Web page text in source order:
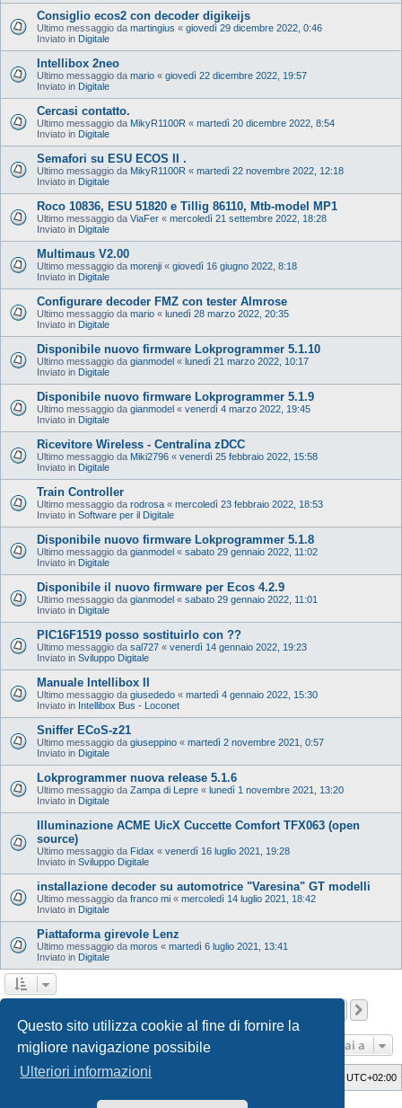
Questo sito utilizza cookie al fine di fornire la
migliore navigazione possibile
Ulteriori informazioni
Consiglio ecos2 con decoder digikeijs
Ultimo messaggio da martingius « giovedì 29 dicembre 2022, 0:46
Inviato in Digitale
Intellibox 2neo
Ultimo messaggio da mario « giovedì 22 dicembre 2022, 19:57
Inviato in Digitale
Cercasi contatto.
Ultimo messaggio da MikyR1100R « martedì 20 dicembre 2022, 8:54
Inviato in Digitale
Semafori su ESU ECOS II .
Ultimo messaggio da MikyR1100R « martedì 22 novembre 2022, 12:18
Inviato in Digitale
Roco 10836, ESU 51820 e Tillig 86110, Mtb-model MP1
Ultimo messaggio da ViaFer « mercoledì 21 settembre 2022, 18:28
Inviato in Digitale
Multimaus V2.00
Ultimo messaggio da morenji « giovedì 16 giugno 2022, 8:18
Inviato in Digitale
Configurare decoder FMZ con tester Almrose
Ultimo messaggio da mario « lunedì 28 marzo 2022, 20:35
Inviato in Digitale
Disponibile nuovo firmware Lokprogrammer 5.1.10
Ultimo messaggio da gianmodel « lunedì 21 marzo 2022, 10:17
Inviato in Digitale
Disponibile nuovo firmware Lokprogrammer 5.1.9
Ultimo messaggio da gianmodel « venerdì 4 marzo 2022, 19:45
Inviato in Digitale
Ricevitore Wireless - Centralina zDCC
Ultimo messaggio da Miki2796 « venerdì 25 febbraio 2022, 15:58
Inviato in Digitale
Train Controller
Ultimo messaggio da rodrosa « mercoledì 23 febbraio 2022, 18:53
Inviato in Software per il Digitale
Disponibile nuovo firmware Lokprogrammer 5.1.8
Ultimo messaggio da gianmodel « sabato 29 gennaio 2022, 11:02
Inviato in Digitale
Disponibile il nuovo firmware per Ecos 4.2.9
Ultimo messaggio da gianmodel « sabato 29 gennaio 2022, 11:01
Inviato in Digitale
PIC16F1519 posso sostituirlo con ??
Ultimo messaggio da sal727 « venerdì 14 gennaio 2022, 19:23
Inviato in Sviluppo Digitale
Manuale Intellibox II
Ultimo messaggio da giusededo « martedì 4 gennaio 2022, 15:30
Inviato in Intellibox Bus - Loconet
Sniffer ECoS-z21
Ultimo messaggio da giuseppino « martedì 2 novembre 2021, 0:57
Inviato in Digitale
Lokprogrammer nuova release 5.1.6
Ultimo messaggio da Zampa di Lepre « lunedì 1 novembre 2021, 13:20
Inviato in Digitale
Illuminazione ACME UicX Cuccette Comfort TFX063 (open
source)
Ultimo messaggio da Fidax « venerdì 16 luglio 2021, 19:28
Inviato in Sviluppo Digitale
installazione decoder su automotrice "Varesina" GT modelli
Ultimo messaggio da franco mi « mercoledì 14 luglio 2021, 18:42
Inviato in Digitale
Piattaforma girevole Lenz
Ultimo messaggio da moros « martedì 6 luglio 2021, 13:41
Inviato in Digitale
Vai a
Indice UTC+02:00
GTA game